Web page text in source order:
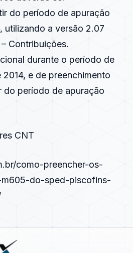
do período de apuração
utilizando a versão 2.07
Contribuições.
durante o período de
e de preenchimento
do período de apuração
CNT
como-preencher-os-
do-sped-piscofins-